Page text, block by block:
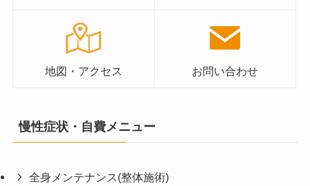
地図・アクセス お問い合わせ
慢性症状・自費メニュー
全身メンテナンス(整体施術)